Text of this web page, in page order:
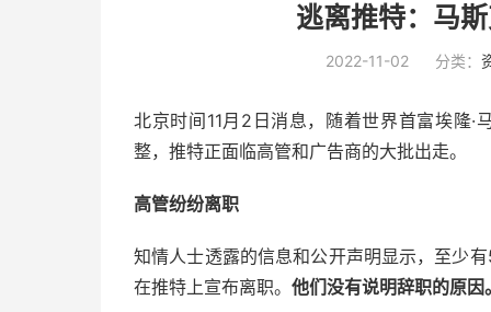
逃离推特：马
2022-11-02 分类：
北京时间11月2日消息，随着世界首富埃隆
整，推特正面临高管和广告商的大批出走。
高管纷纷离职
知情人士透露的信息和公开声明显示，至少
在推特上宣布离职。 他们没有说明辞职的原